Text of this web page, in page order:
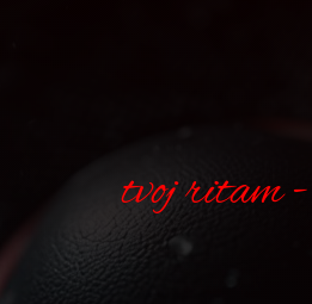
tvoj ritam